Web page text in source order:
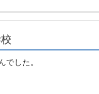
でした。